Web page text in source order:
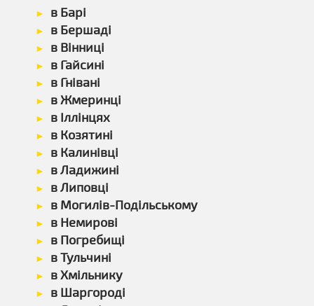
в Барі
в Бершаді
в Вінниці
в Гайсині
в Гнівані
в Жмеринці
в Іллінцях
в Козятині
в Калинівці
в Ладижині
в Липовці
в Могилів-Подільському
в Немирові
в Погребищі
в Тульчині
в Хмільнику
в Шаргороді